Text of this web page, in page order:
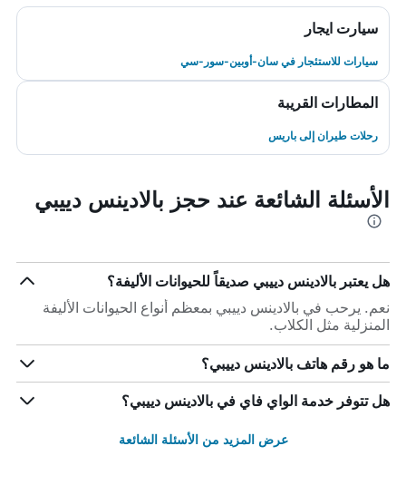
سيارت ايجار
سيارات للاستئجار في سان-أوبين-سور-سي
المطارات القريبة
رحلات طيران إلى باريس
الأسئلة الشائعة عند حجز بالادينس دييبي
هل يعتبر بالادينس دييبي صديقاً للحيوانات الأليفة؟
نعم. يرحب في بالادينس دييبي بمعظم أنواع الحيوانات الأليفة
المنزلية مثل الكلاب.
ما هو رقم هاتف بالادينس دييبي؟
هل تتوفر خدمة الواي فاي في بالادينس دييبي؟
عرض المزيد من الأسئلة الشائعة